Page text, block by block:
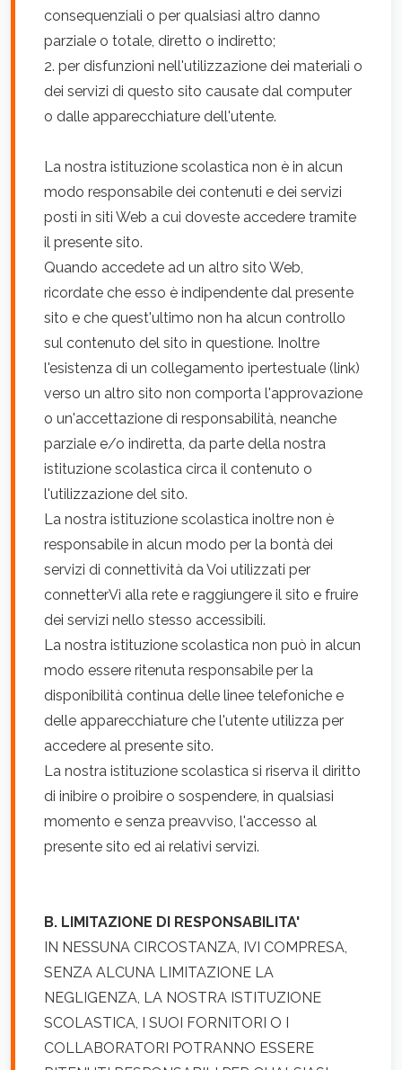
consequenziali o per qualsiasi altro danno
parziale o totale, diretto o indiretto;
2. per disfunzioni nell'utilizzazione dei materiali o
dei servizi di questo sito causate dal computer
o dalle apparecchiature dell'utente.
La nostra istituzione scolastica non è in alcun
modo responsabile dei contenuti e dei servizi
posti in siti Web a cui doveste accedere tramite
il presente sito.
Quando accedete ad un altro sito Web,
ricordate che esso è indipendente dal presente
sito e che quest'ultimo non ha alcun controllo
sul contenuto del sito in questione. Inoltre
l'esistenza di un collegamento ipertestuale (link)
verso un altro sito non comporta l'approvazione
o un'accettazione di responsabilità, neanche
parziale e/o indiretta, da parte della nostra
istituzione scolastica circa il contenuto o
l'utilizzazione del sito.
La nostra istituzione scolastica inoltre non è
responsabile in alcun modo per la bontà dei
servizi di connettività da Voi utilizzati per
connetterVi alla rete e raggiungere il sito e fruire
dei servizi nello stesso accessibili.
La nostra istituzione scolastica non può in alcun
modo essere ritenuta responsabile per la
disponibilità continua delle linee telefoniche e
delle apparecchiature che l'utente utilizza per
accedere al presente sito.
La nostra istituzione scolastica si riserva il diritto
di inibire o proibire o sospendere, in qualsiasi
momento e senza preavviso, l'accesso al
presente sito ed ai relativi servizi.
B. LIMITAZIONE DI RESPONSABILITA'
IN NESSUNA CIRCOSTANZA, IVI COMPRESA,
SENZA ALCUNA LIMITAZIONE LA
NEGLIGENZA, LA NOSTRA ISTITUZIONE
SCOLASTICA, I SUOI FORNITORI O I
COLLABORATORI POTRANNO ESSERE